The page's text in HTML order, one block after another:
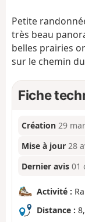
Petite
très beau
belles prairies
sur le chemin
Fiche
Création 29
Mise à jour 28
Dernier avis 01
Activité :
Distance :